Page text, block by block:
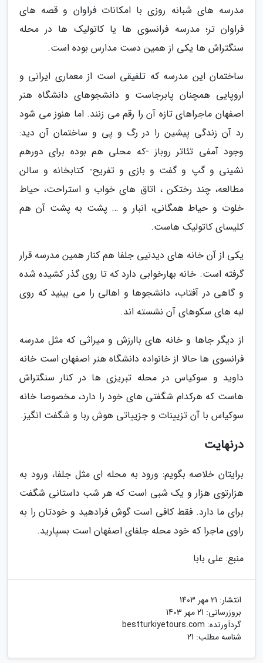
مدرسه های شبانه روزی با امکانات فراوان و قصه های
فراوان تر؛ مدرسه فرانسوی ها یا کاتولیک ها در محله
سنگتراش ها یکی از همین دست مدارس بوده است.
ساختمان این مدرسه که تلفیقی است از معماری ایرانی و
اروپایی همچنان پابرجاست و دانشجوهای دانشگاه هنر
اصفهان ماجراهای تازه آن را رقم می زنند. اما هنوز می شود
رد آن زندگی پیشین را در رگ و پی و ساختمان آن دید:
وجود آمفی تئاتر روباز -که محلی هم بوده برای دورهم
نشینی و گپ و گفت و بازی و تفریح- کتابخانه و سالن
مطالعه، چند رختکن ، اتاق های خواب و استراحت، حیاط
خلوت و حیاط همگانی، انبار و … پشت به پشت آن هم
کلیسای کاتولیک هاست.
یکی از آن خانه های دیدنیی جلفا هم کنار همین مدرسه قرار
گرفته است. خانه بهارخوابی دارد که تا روی گذر کشیده شده
و گاهی در آفتاب، دانشجوها و اهالی را می بینید که روی
لبه های سکوهای آن نشسته اند.
از دیگر جاها و خانه های باارزش و میراثی که مثل مدرسه
فرانسوی ها حالا از خانواده دانشگاه هنر اصفهان است خانه
داوید و سوکیاس در محله تبریزی ها در کنار سنگتراش
هاست که هرکدام شگفتی های خود را دارد، مخصوصا خانه
سوکیاس با آن تزیینات و جزییاتی هوش ربا و شگفت انگیز.
درنهایت
برایتان خلاصه بگویم: ورود به محله ای مثل جلفا، ورود به
هزارتوی هزار و یک شبی است که هر شب داستانی شگفت
برای ما دارد. فقط کافی است گوش فرادهید و خودتان را به
راوی ماجرا که خود محله جلفای اصفهان است بسپارید.
منبع: علی بابا
انتشار: 21 مهر 1403
بروزرسانی: 21 مهر 1403
گردآورنده: bestturkiyetours.com
شناسه مطلب: 21